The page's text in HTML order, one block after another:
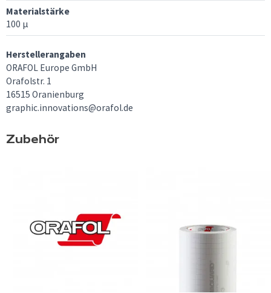
Materialstärke
100 µ
Herstellerangaben
ORAFOL Europe GmbH
Orafolstr. 1
16515 Oranienburg
graphic.innovations@orafol.de
Zubehör